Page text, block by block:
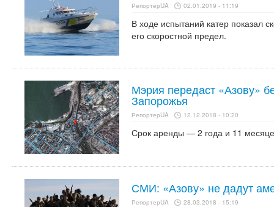
РепортерUA 02.01.2019 - 11:19
В ходе испытаний катер показал
его скоростной предел.
Мэрия передаст «Азову»
Запорожья
РепортерUA 12.12.2018 - 10:20
Срок аренды — 2 года и 11
СМИ: «Азову» не дадут
РепортерUA 28.03.2018 - 15:19